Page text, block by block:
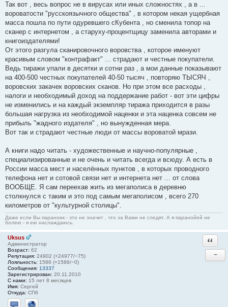
Так вот , весь вопрос не в вирусах или иных сложностях , а в ...
вороватости "русскоязычного общества" , в котором некая ущербная
масса пошла по пути одуревшего сКубента , но сменила топор на
сканер с интернетом , а старуху-процентщицу заменила авторами и
книгоиздателями!
От этого разгула сканировочного воровства , которое именуют
красивым словом "контрафакт" ... страдают и честные покупатели.
Ведь тиражи упали в десятки и сотни раз , а мои данные показывают
на 400-500 честных покупателей 40-50 тысяч , повторяю ТЫСЯЧ ,
воровских закачек воровских сканов. Но при этом все расходы ,
налоги и необходимый доход на поддержание работ - вот эти цифры
не изменились и на каждый экземпляр тиража приходится в разы
большая нагрузка из необходимой наценки и эта наценка совсем не
прибыль "жадного издателя" , но вынужденная мера.
Вот так и страдают честные люди от массы вороватой мрази.
А книги надо читать - художественные и научно-популярные ,
специализированные и не очень и читать всегда и всюду. А есть в
России масса мест и населённых пунктов , в которых проводного
телефона нет и сотовой связи нет и интернета нет ... от слова
ВООБЩЕ. Я сам переехав жить из мегаполиса в деревню
столкнулся с таким и это под самым мегаполисом , всего 270
километров от "культурной столицы".
Даже если Вы параноик - это не значит , что за Вами не следят. А я паранойей не
болею - я ею наслаждаюсь.
Uksus
Администратор
Возраст: 62
Репутация: 24902 (+24977/−75)
Лояльность: 1586 (+1586/−0)
Сообщения: 13337
Зарегистрирован: 20.11.2010
С нами: 15 лет 8 месяцев
Имя: Сергей
Откуда: СПб
−